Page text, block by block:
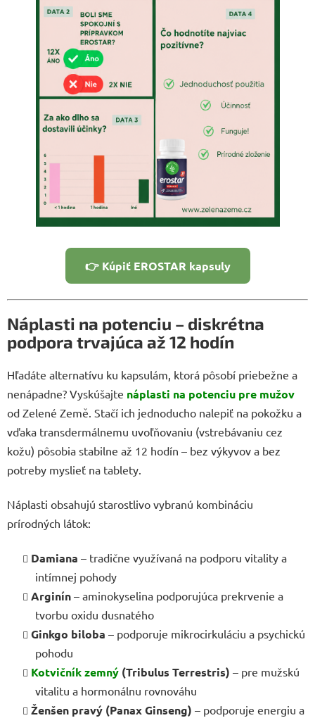
👉 Kúpiť EROSTAR kapsuly
Náplasti na potenciu – diskrétna
podpora trvajúca až 12 hodín
Hľadáte alternatívu ku kapsulám, ktorá pôsobí priebežne a
nenápadne? Vyskúšajte náplasti na potenciu pre mužov
od Zelené Země. Stačí ich jednoducho nalepiť na pokožku a
vďaka transdermálnemu uvoľňovaniu (vstrebávaniu cez
kožu) pôsobia stabilne až 12 hodín – bez výkyvov a bez
potreby myslieť na tablety.
Náplasti obsahujú starostlivo vybranú kombináciu
prírodných látok:
Damiana – tradične využívaná na podporu vitality a
intímnej pohody
Arginín – aminokyselina podporujúca prekrvenie a
tvorbu oxidu dusnatého
Ginkgo biloba – podporuje mikrocirkuláciu a psychickú
pohodu
Kotvičník zemný (Tribulus Terrestris) – pre mužskú
vitalitu a hormonálnu rovnováhu
Ženšen pravý (Panax Ginseng) – podporuje energiu a